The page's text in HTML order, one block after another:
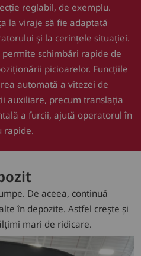
reglabil, de exemplu.
la viraje să fie adaptată
și la cerințele situației.
schimbări rapide de
picioarelor. Funcțiile
automată a vitezei de
auxiliare, precum translația
a furcii, ajută operatorul în
rapide.
De aceea, continuă
în depozite. Astfel crește și
mari de ridicare.